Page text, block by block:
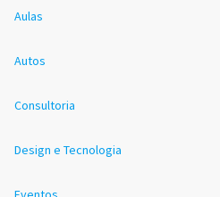
Aulas
Autos
Consultoria
Design e Tecnologia